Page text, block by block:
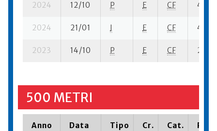
2024 12/10 P E CF 4 se-
2024 21/01 I E CF 4 se-
2023 14/10 P E CF 2 se-
500 METRI
Anno Data Tipo Cr. Cat.